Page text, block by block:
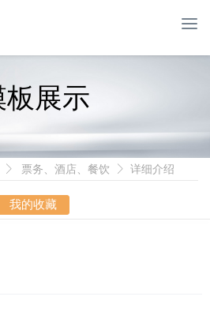
展示
票务、酒店、餐饮 详细介绍
我的收藏